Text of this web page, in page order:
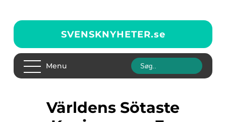
SVENSKNYHETER.se
Menu
Världens Sötaste